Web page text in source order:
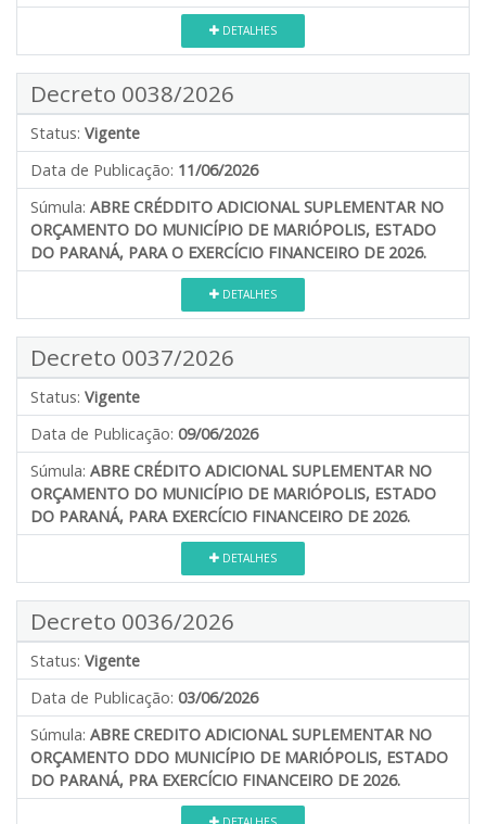
DETALHES
Decreto 0038/2026
Status: Vigente
Data de Publicação: 11/06/2026
Súmula: ABRE CRÉDDITO ADICIONAL SUPLEMENTAR NO
ORÇAMENTO DO MUNICÍPIO DE MARIÓPOLIS, ESTADO
DO PARANÁ, PARA O EXERCÍCIO FINANCEIRO DE 2026.
DETALHES
Decreto 0037/2026
Status: Vigente
Data de Publicação: 09/06/2026
Súmula: ABRE CRÉDITO ADICIONAL SUPLEMENTAR NO
ORÇAMENTO DO MUNICÍPIO DE MARIÓPOLIS, ESTADO
DO PARANÁ, PARA EXERCÍCIO FINANCEIRO DE 2026.
DETALHES
Decreto 0036/2026
Status: Vigente
Data de Publicação: 03/06/2026
Súmula: ABRE CREDITO ADICIONAL SUPLEMENTAR NO
ORÇAMENTO DDO MUNICÍPIO DE MARIÓPOLIS, ESTADO
DO PARANÁ, PRA EXERCÍCIO FINANCEIRO DE 2026.